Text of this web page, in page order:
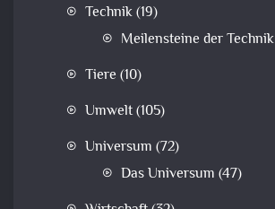
Technik(19)
Meilensteine der Technik
Tiere (10)
Umwelt(105)
Universum (72)
Das Universum (47)